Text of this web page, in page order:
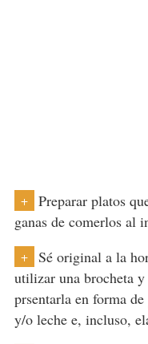
+
Preparar platos
ganas de comerlos al
+
Sé original a la
utilizar una brocheta
prsentarla en forma de
y/o leche e, incluso,